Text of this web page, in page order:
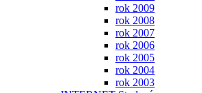
rok 2009
rok 2008
rok 2007
rok 2006
rok 2005
rok 2004
rok 2003